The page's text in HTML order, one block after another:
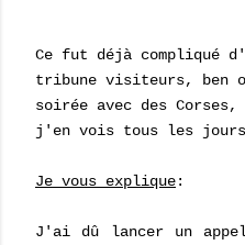
Ce fut déjà compliqué
tribune visiteurs, ben
soirée avec des
j'en vois tous les
Je vous explique:
J'ai dû lancer un